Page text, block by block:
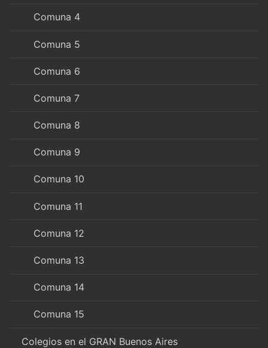
Comuna 4
Comuna 5
Comuna 6
Comuna 7
Comuna 8
Comuna 9
Comuna 10
Comuna 11
Comuna 12
Comuna 13
Comuna 14
Comuna 15
Colegios en el GRAN Buenos Aires